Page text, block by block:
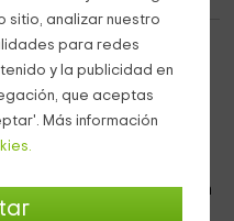
sitio, analizar nuestro
para redes
y la publicidad en
que aceptas
Más información
sitúa en el bonito
Salazar, provincia de
de Navarra, pero la
todo momento el estilo
en todo momento como en